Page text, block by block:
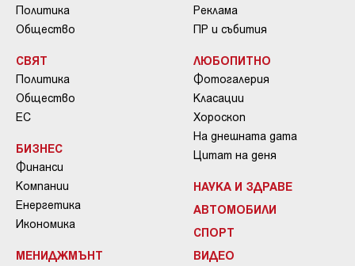
Политика
Общество
СВЯТ
Политика
Общество
ЕС
БИЗНЕС
Финанси
Компании
Енергетика
Икономика
МЕНИДЖМЪНТ
Реклама
ПР и събития
ЛЮБОПИТНО
Фотогалерия
Класации
Хороскоп
На днешната дата
Цитат на деня
НАУКА И ЗДРАВЕ
АВТОМОБИЛИ
СПОРТ
ВИДЕО